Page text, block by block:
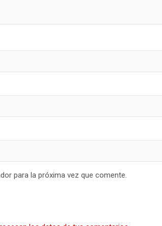
para la próxima vez que comente.